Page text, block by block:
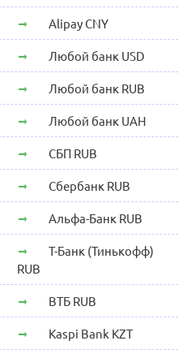
Alipay CNY
Любой банк USD
Любой банк RUB
Любой банк UAH
СБП RUB
Сбербанк RUB
Альфа-Банк RUB
Т-Банк (Тинькофф)
RUB
ВТБ RUB
Kaspi Bank KZT